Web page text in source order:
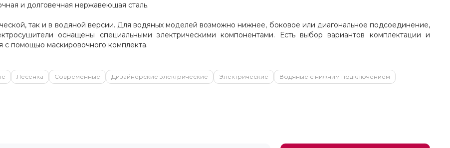
и долговечная нержавеющая сталь.
так и в водяной версии. Для водяных моделей возможно нижнее, боковое или диагональное подсоединение,
оснащены специальными электрическими компонентами. Есть выбор вариантов комплектации и
с помощью маскировочного комплекта.
Лесенка Современные Дизайнерские электрические Электрические
Водяные с нижним подключением